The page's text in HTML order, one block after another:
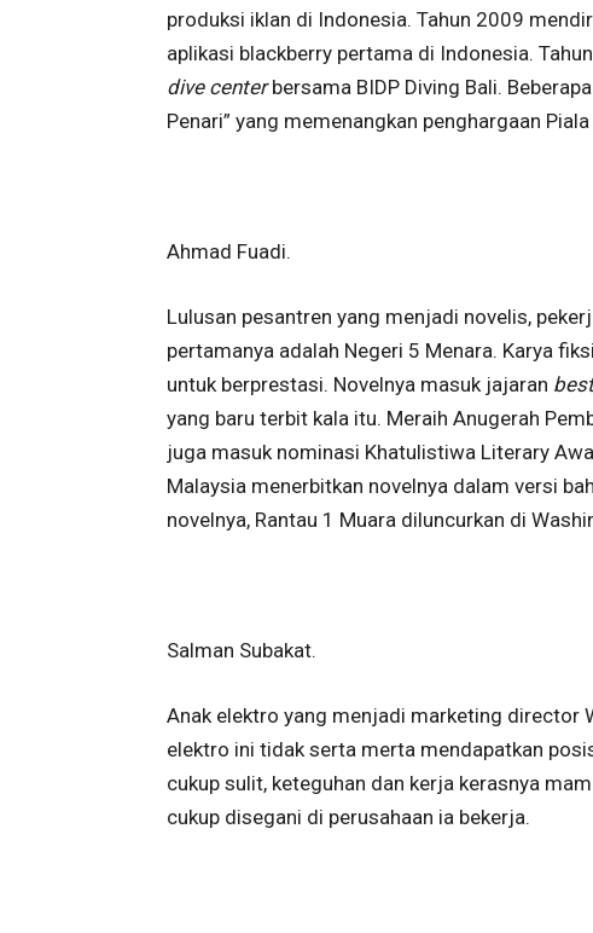
produksi iklan di Indonesia. Tahun 2009
aplikasi blackberry pertama di Indonesia.
dive centerbersama BIDP Diving Bali.
Penari” yang memenangkan penghargaan
Ahmad Fuadi.
Lulusan pesantren yang menjadi novelis,
pertamanya adalah Negeri 5 Menara. Karya
untuk berprestasi. Novelnya masuk jajaran best
yang baru terbit kala itu. Meraih Anugerah
juga masuk nominasi Khatulistiwa Literary
Malaysia menerbitkan novelnya dalam versi
novelnya, Rantau 1 Muara diluncurkan di
Salman Subakat.
Anak elektro yang menjadi marketing director
elektro ini tidak serta merta mendapatkan
cukup sulit, keteguhan dan kerja kerasnya
cukup disegani di perusahaan ia bekerja.